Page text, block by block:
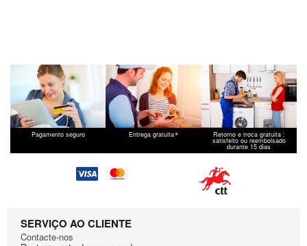
Samsung
DV81M5210QW
Samsung
DV90F5E6HGWET
Samsung
DV90K6000CWEC
Samsung
DV90K6000CWEN
DV90M50003WEE
Samsung
DV90N8289AWEF
Samsung
Pagamento seguro Entrega gratuita* Retorno e troca gratuita :
satisfeito ou reembolsado
durante 15 dias
SERVIÇO AO CLIENTE
Contacte-nos